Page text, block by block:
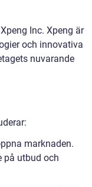
Inc. Xpeng är
och innovativa
nuvarande
marknaden.
på utbud och